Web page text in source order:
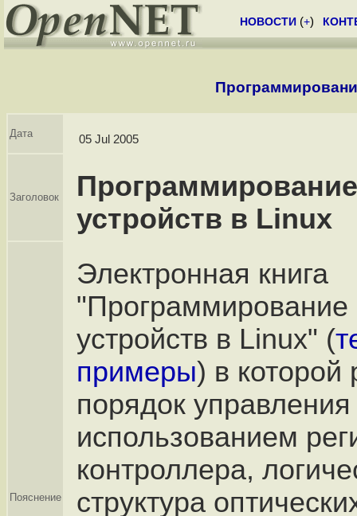
НОВОСТИ (+)
Дата 05 Jul 2005
Заголовок
устройств в Linux
Пояснение
Электронная книга
"Программирование
устройств в Linux" (
примеры) в которой
порядок
использованием
контроллера,
структура